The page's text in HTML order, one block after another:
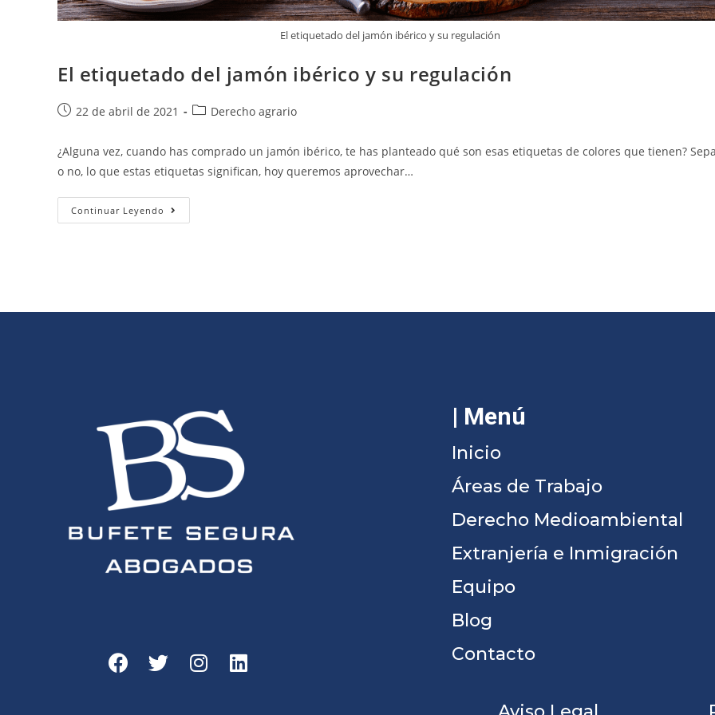
El etiquetado del jamón ibérico y su regulación
El etiquetado del jamón ibérico y su regulación
22 de abril de 2021 Derecho agrario
¿Alguna vez, cuando has comprado un jamón ibérico, te has planteado qué son esas etiquetas de colores que tienen?
o no, lo que estas etiquetas significan, hoy queremos aprovechar…
Continuar Leyendo
| Menú
Inicio
Áreas de Trabajo
Derecho Medioambiental
Extranjería e Inmigración
Equipo
Blog
Contacto